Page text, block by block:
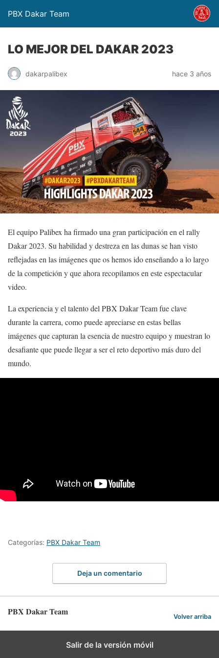
PBX Dakar Team
LO MEJOR DEL DAKAR 2023
dakarpalibex hace 3 años
El equipo Palibex ha firmado una gran participación en el rally
Dakar 2023. Su habilidad y destreza en las dunas se han visto
reflejadas en las imágenes que os hemos ido enseñando a lo largo
de la competición y que ahora recopilamos en este espectacular
video.
La experiencia y el talento del PBX Dakar Team fue clave
durante la carrera, como puede apreciarse en estas bellas
imágenes que capturan la esencia de nuestro equipo y muestran lo
desafiante que puede llegar a ser el reto deportivo más duro del
mundo.
Categorías: PBX Dakar Team
Deja un comentario
PBX Dakar Team Volver arriba
Salir de la versión móvil